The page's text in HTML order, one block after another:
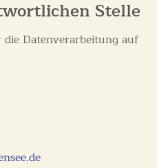
Stelle
Datenverarbeitung auf